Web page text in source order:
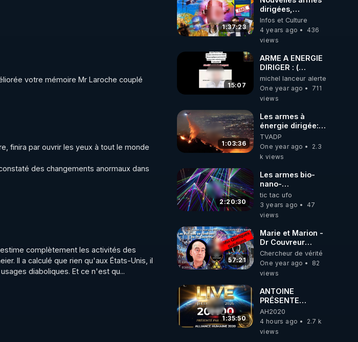
votre mémoire Mr Laroche couplé
finira par ouvrir les yeux à tout le monde
des changements anormaux dans
complètement les activités des
Il a calculé que rien qu'aux États-Unis, il
diaboliques. Et ce n'est qu...
1:37:23
dirigées,
psychotroniques,
soniques, maser,
HAARP, 5G... -
Infos et Culture
4 years ago
436
views
15:07
ARME A ENERGIE
DIRIGER : (
tremblement de
terre; incendie
;5G dépopulation
ils !
michel lanceur alerte
One year ago
711
views
1:03:36
Les armes à
énergie dirigée:
mythe ou réalité ?
TVADP
One year ago
2.3
k views
2:20:30
Les armes bio-
nano-
électromagnétiques.
Comment
combattre l'IA
tic tac ufo
3 years ago
47
views
57:21
Marie et Marion -
Dr Couvreur
Victimes
d'Attaques
Psychotroniques
Chercheur de vérité
One year ago
82
views
1:35:50
ANTOINE
PRÉSENTE
AH2020 LE LIVE
20H ***DU
06/08/2026***
AH2020
4 hours ago
2.7 k
views